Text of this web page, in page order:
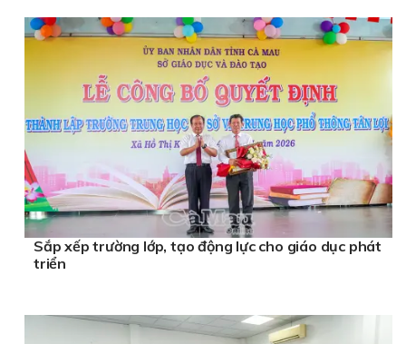
Sắp xếp trường lớp, tạo động lực cho giáo dục phát
triển